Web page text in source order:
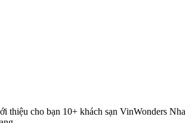
thiệu cho bạn 10+ khách sạn VinWonders Nha